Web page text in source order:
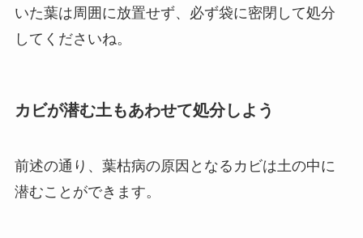
いた葉は周囲に放置せず、必ず袋に密閉して処分
してくださいね。
カビが潜む土もあわせて処分しよう
前述の通り、葉枯病の原因となるカビは土の中に
潜むことができます。